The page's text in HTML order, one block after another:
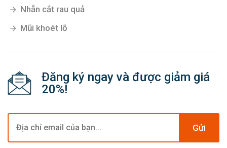
Nhẵn cắt rau quả
Mũi khoét lỗ
Đăng ký ngay và được giảm giá
20%!
Gửi